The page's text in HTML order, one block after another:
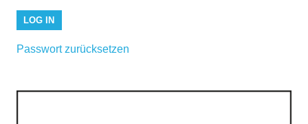
Passwort zurücksetzen